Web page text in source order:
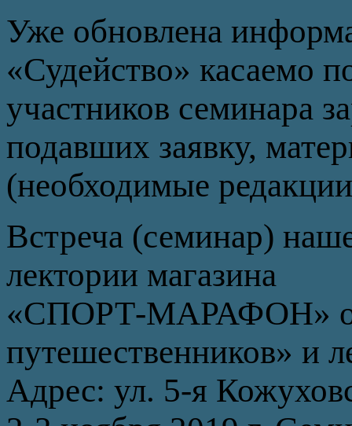
Уже обновлена
«Судейство» касаемо
участников семинара
подавших заявку,
(необходимые
Встреча (семинар)
лектории магазина
«СПОРТ-МАРАФОН» он
путешественников» и
Адрес: ул. 5-я